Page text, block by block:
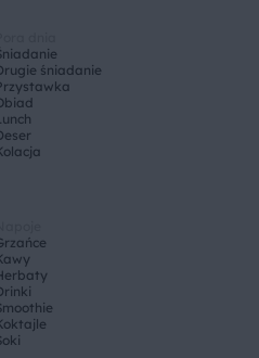
śniadanie